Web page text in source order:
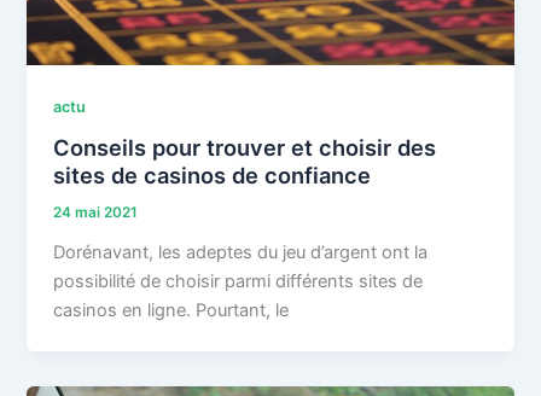
actu
Conseils pour trouver et choisir des
sites de casinos de confiance
24 mai 2021
Dorénavant, les adeptes du jeu d’argent ont la
possibilité de choisir parmi différents sites de
casinos en ligne. Pourtant, le